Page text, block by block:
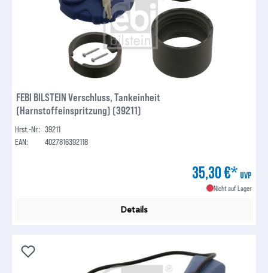
FEBI BILSTEIN Verschluss, Tankeinheit
(Harnstoffeinspritzung) (39211)
Hrst.-Nr.: 39211
EAN:
4027816392118
35,30 €* UVP
Nicht auf Lager
Details